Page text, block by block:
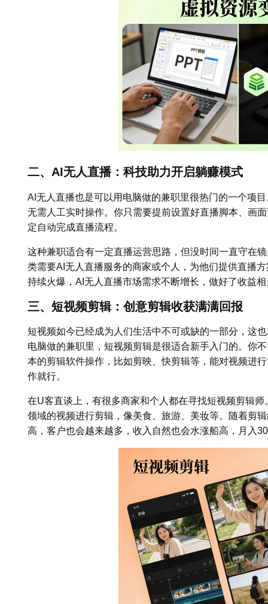
二、AI无人直播：科技助力开启躺赚模式
AI无人直播也是可以用电脑做的兼职里很热门的一个项
无需人工实时操作。你只需要提前设置好直播脚本、画
定自动完成直播流程。
这种兼职适合有一定直播运营思路，但没时间一直守在
类需要AI无人直播服务的商家或个人，为他们提供直播
持续火爆，AI无人直播市场需求不断增长，做好了收益
三、短视频剪辑：创意剪辑收获满满回报
短视频如今已经成为人们生活中不可或缺的一部分，这
电脑做的兼职里，短视频剪辑是很适合新手入门的。你
本的剪辑软件操作，比如剪映、快剪辑等，能对视频进
作就行。
在U客直谈上，有很多商家和个人都在寻找短视频剪辑
领域的视频进行剪辑，像美食、旅游、美妆等。随着剪
高，客户也会越来越多，收入自然也会水涨船高，月入